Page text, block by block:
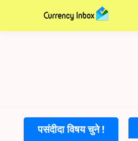
पसंदीदा विषय चुने !